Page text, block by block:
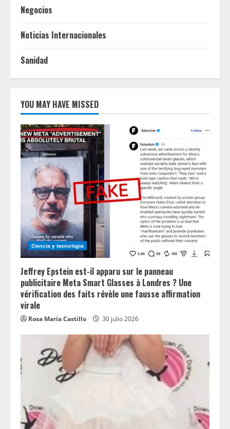
Negocios
Noticias Internacionales
Sanidad
YOU MAY HAVE MISSED
Ciencia y tecnologia
Jeffrey Epstein est-il apparu sur le panneau
publicitaire Meta Smart Glasses à Londres ? Une
vérification des faits révèle une fausse affirmation
virale
Rosa María Castillo 30 julio 2026